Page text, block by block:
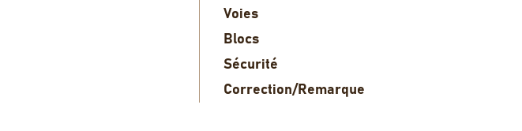
Voies
Blocs
Sécurité
Correction/Remarque